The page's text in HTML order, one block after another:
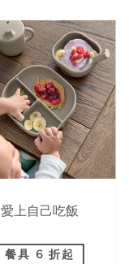
愛上自己吃飯
餐具 6 折起